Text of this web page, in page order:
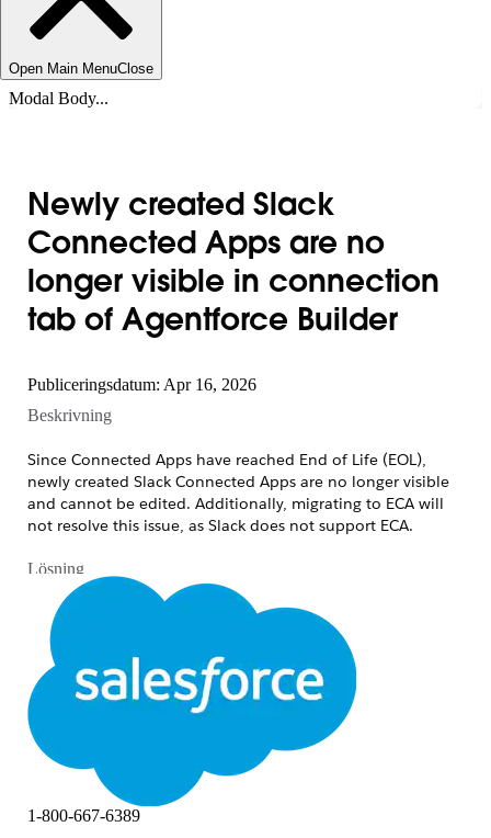
Open Main MenuClose
Modal Body...
Newly created Slack
Connected Apps are no
longer visible in connection
tab of Agentforce Builder
Publiceringsdatum: Apr 16, 2026
Beskrivning
Since Connected Apps have reached End of Life (EOL),
newly created Slack Connected Apps are no longer visible
and cannot be edited. Additionally, migrating to ECA will
not resolve this issue, as Slack does not support ECA.
Lösning
As a workaround, agents must be migrated from the Legacy
Agent Builder to the NGA Builder, and the new Slack
connection should be used.
Ytterligare resurser
https://help.salesforce.com/s/articleView?
id=005228017&type=1
1-800-667-6389